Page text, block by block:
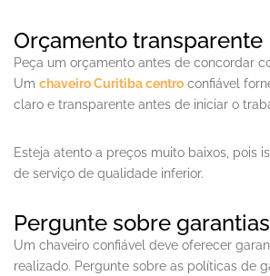
Orçamento transparente
Peça um orçamento antes de concordar
Um chaveiro Curitiba centro confiável
claro e transparente antes de iniciar o
Esteja atento a preços muito baixos, pois
de serviço de qualidade inferior.
Pergunte sobre garantias
Um chaveiro confiável deve oferecer
realizado. Pergunte sobre as políticas de